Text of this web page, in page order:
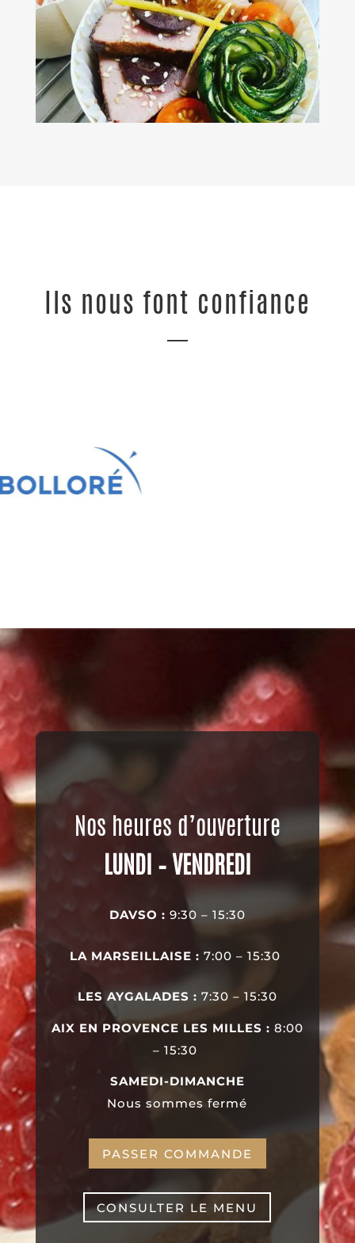
Ils nous font confiance
Nos heures d’ouverture
LUNDI – VENDREDI
DAVSO : 9:30 – 15:30
LA MARSEILLAISE : 7:00 – 15:30
LES AYGALADES : 7:30 – 15:30
AIX EN PROVENCE LES MILLES : 8:00
– 15:30
SAMEDI-DIMANCHE
Nous sommes fermé
PASSER COMMANDE
CONSULTER LE MENU